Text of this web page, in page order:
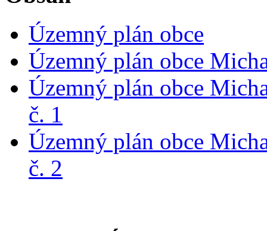
Územný plán obce
Územný plán obce
Územný plán obce
č. 1
Územný plán obce
č. 2